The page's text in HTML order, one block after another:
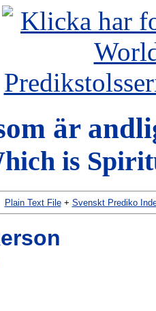
är
is
Plain Text File+ Svenskt Prediko